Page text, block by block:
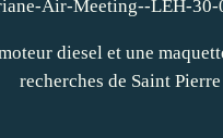
diesel et une
recherches de Saint